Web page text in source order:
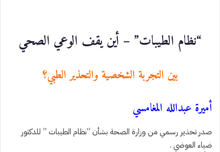
“نظام الطيبات” – أين يقف الوعي الصحي
بين التجربة الشخصية والتحذير الطبي؟
أميرة عبدالله المغامسي
صدر تحذير رسمي من وزارة الصحة بشأن “نظام الطيبات ” للدكتور
ضياء العوضي .